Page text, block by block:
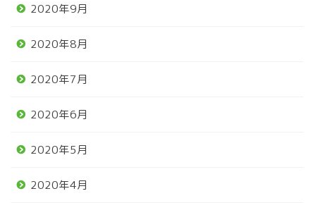
2020年9月
2020年8月
2020年7月
2020年6月
2020年5月
2020年4月